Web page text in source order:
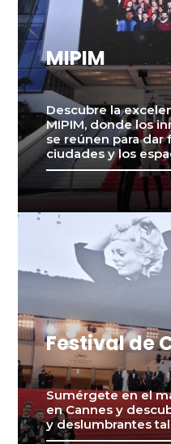
MIPIM
Descubre la
MIPIM, donde los
se reúnen para dar
ciudades y los
Festival de
Sumérgete en el
en Cannes y
y deslumbrantes